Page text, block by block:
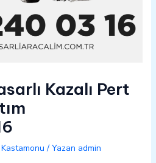
Kazalı Pert
Kastamonu / Yazan admin